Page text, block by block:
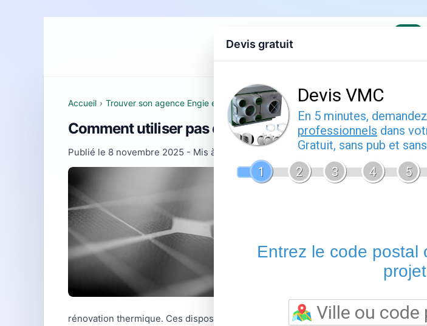
Accueil Devis gratuit Contact EDF Engie
Accueil › Trouver son agence Engie et comprendre ses offres
Comment utiliser pas de calais : guide pratique
Publié le 8 novembre 2025 - Mis à jour le
22 février 2026
Pas de calais vous permet de
relatives à votre contrat
contrat, à gérer votre
Services proposés par pas de
prend en
titulaire et les demandes de
travaux d'économies d'énergie
rénovation thermique. Ces dispositifs sont cumulables et peuvent représenter
Devis gratuit